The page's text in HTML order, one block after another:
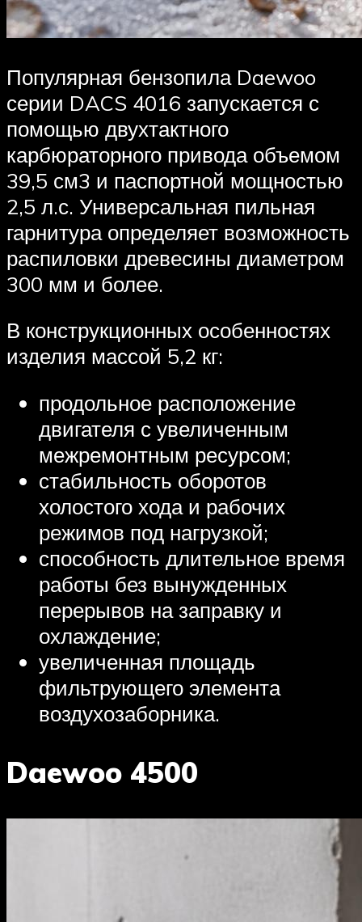
Популярная бензопила Daewoo
серии DACS 4016 запускается с
помощью двухтактного
карбюраторного привода объемом
39,5 см3 и паспортной мощностью
2,5 л.с. Универсальная пильная
гарнитура определяет возможность
распиловки древесины диаметром
300 мм и более.
В конструкционных особенностях
изделия массой 5,2 кг:
продольное расположение
двигателя с увеличенным
межремонтным ресурсом;
стабильность оборотов
холостого хода и рабочих
режимов под нагрузкой;
способность длительное время
работы без вынужденных
перерывов на заправку и
охлаждение;
увеличенная площадь
фильтрующего элемента
воздухозаборника.
Daewoo 4500